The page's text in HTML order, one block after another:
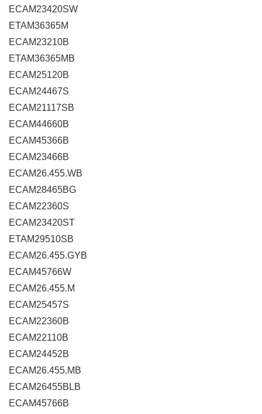
ECAM23420SW
ETAM36365M
ECAM23210B
ETAM36365MB
ECAM25120B
ECAM24467S
ECAM21117SB
ECAM44660B
ECAM45366B
ECAM23466B
ECAM26.455.WB
ECAM28465BG
ECAM22360S
ECAM23420ST
ETAM29510SB
ECAM26.455.GYB
ECAM45766W
ECAM26.455.M
ECAM25457S
ECAM22360B
ECAM22110B
ECAM24452B
ECAM26.455.MB
ECAM26455BLB
ECAM45766B